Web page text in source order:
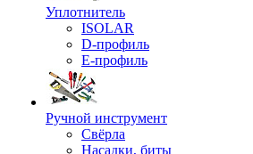
Уплотнитель
ISOLAR
D-профиль
Е-профиль
Ручной инструмент
Свёрла
Насадки, биты